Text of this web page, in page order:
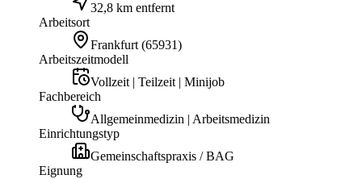
32,8 km entfernt
Arbeitsort
Frankfurt (65931)
Arbeitszeitmodell
Vollzeit | Teilzeit | Minijob
Fachbereich
Allgemeinmedizin | Arbeitsmedizin
Einrichtungstyp
Gemeinschaftspraxis / BAG
Eignung